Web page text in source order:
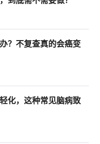
？不复查真的会癌变
化，这种常见脑病致